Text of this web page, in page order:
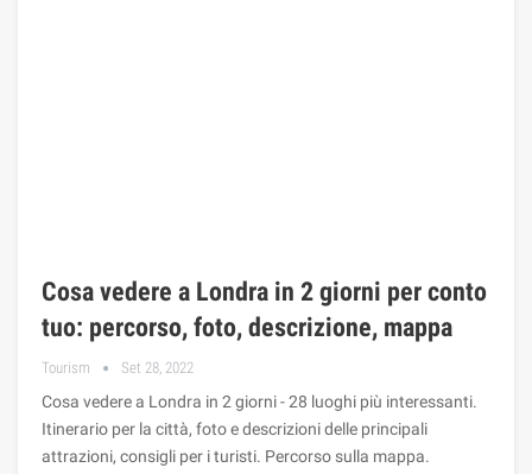
Cosa vedere a Londra in 2 giorni per conto
tuo: percorso, foto, descrizione, mappa
Tourism Set 28, 2022
Cosa vedere a Londra in 2 giorni - 28 luoghi più interessanti.
Itinerario per la città, foto e descrizioni delle principali
attrazioni, consigli per i turisti. Percorso sulla mappa.